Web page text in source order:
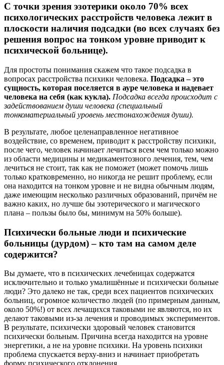
С точки зрения эзотерики около 70% всех
психологических расстройств человека лежит в
плоскости наличия подсадки (во всех случаях без
решения вопрос на тонком уровне приводит к
психической больнице).
Для простоты понимания скажем что такое подсадка в
вопросах расстройства психики человека. Подсадка – это
сущность, которая поселяется в ауре человека и надевает
человека на себя (как кукла). Подсадка всегда происходит с
задействованием души человека (специальный
тонкоматериальный уровень местонахождения души).
В результате, любое целенаправленное негативное
воздействие, со временем, приводит к расстройству психики,
после чего, человек начинает лечиться всем чем только можно
из области медицины и медикаментозного лечения, тем, чем
лечиться не стоит, так как не поможет (может помочь лишь
только кратковременно, но никогда не решит проблему, если
она находится на тонком уровне и не видна обычным людям,
даже имеющим несколько различных образований, причём не
важно каких, но лучше бы эзотерического и магического
плана – пользы было бы, минимум на 50% больше).
Психически больные люди и психические
больницы (дурдом) – кто там на самом деле
содержится?
Вы думаете, что в психических лечебницах содержатся
исключительно и только умалишённые и психически больные
люди? Это далеко не так, среди всех пациентов психических
больниц, огромное количество людей (по примерным данным,
около 50%!) от всех лечащихся таковыми не являются, но их
делают таковыми из-за лечения и проводимых экспериментов.
В результате, психически здоровый человек становится
психически больным. Причина всегда находится на уровне
энергетики, а не на уровне психики. На уровень психики
проблема спускается верху-вниз и начинает приобретать